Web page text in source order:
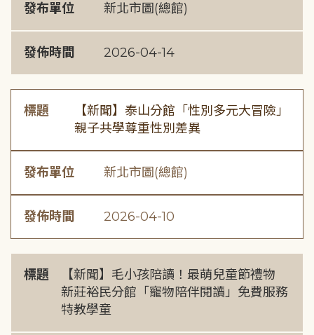
發布單位 新北市圖(總館)
發佈時間 2026-04-14
標題
【新聞】泰山分館「性別多元大冒險」
親子共學尊重性別差異
發布單位 新北市圖(總館)
發佈時間 2026-04-10
標題
【新聞】毛小孩陪讀！最萌兒童節禮物
新莊裕民分館「寵物陪伴閱讀」免費服務
特教學童